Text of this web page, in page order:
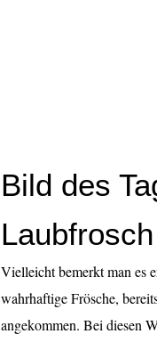
Bild des
Laubfrosch
Vielleicht bemerkt man es
wahrhaftige Frösche,
angekommen. Bei diesen